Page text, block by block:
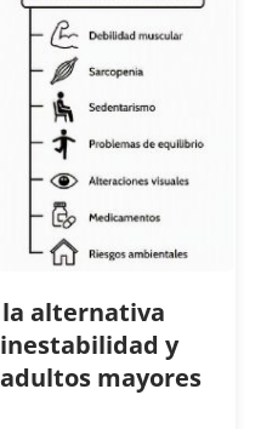
alternativa
y
mayores